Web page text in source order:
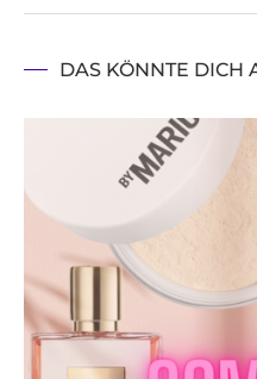
DAS KÖNNTE DICH